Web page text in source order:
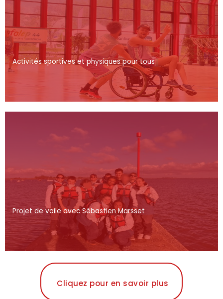
Activités sportives et physiques pour tous
Projet de voile avec Sébastien Marsset
Cliquez pour en savoir plus